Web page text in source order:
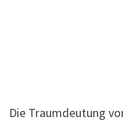
Die Traumdeutung